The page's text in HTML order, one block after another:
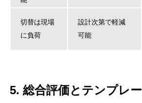
切替は現場
に負荷
設計次第で軽減
可能
5. 総合評価とテンプレ